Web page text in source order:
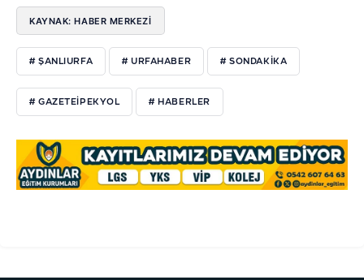
KAYNAK: HABER MERKEZI
# ŞANLIURFA # URFAHABER # SONDAKIKA
# GAZETEIPEKYOL # HABERLER